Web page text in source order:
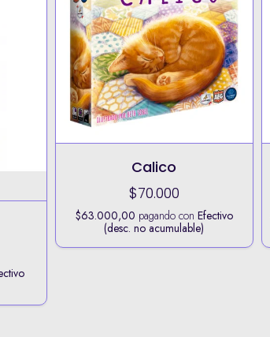
Calico
$70.000
$63.000,00 pagando con Efectivo
(desc. no acumulable)